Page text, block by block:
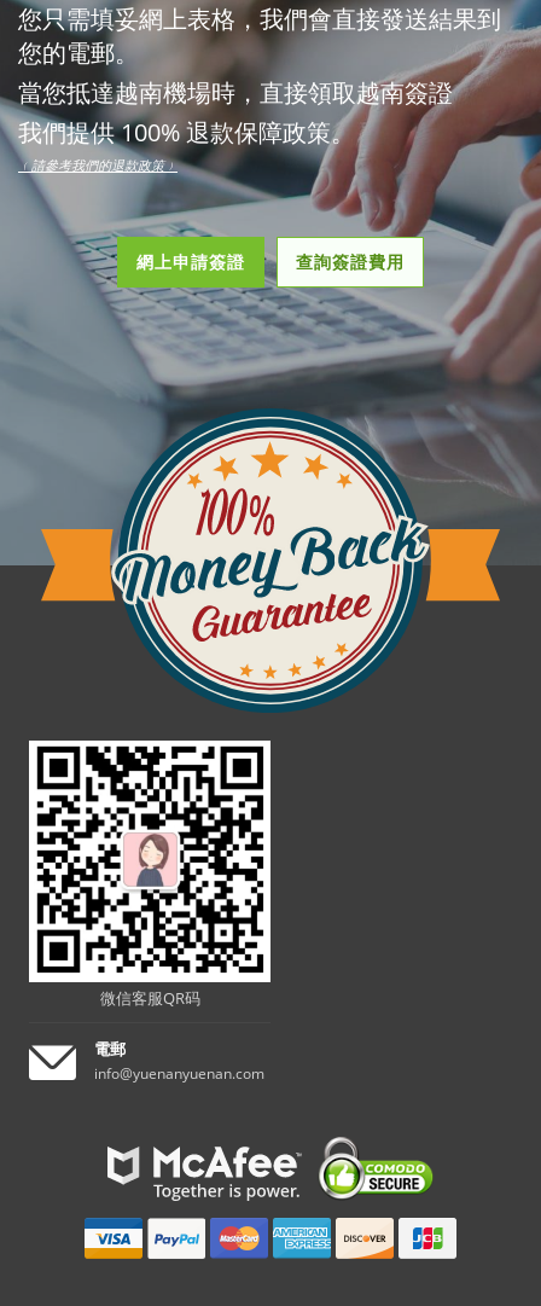
您只需填妥網上表格，我們會直接發送結果到
您的電郵。
當您抵達越南機場時，直接領取越南簽證
我們提供 100% 退款保障政策。
﹙請參考我們的退款政策﹚
網上申請簽證 查詢簽證費用
微信客服QR码
電郵
info@yuenanyuenan.com